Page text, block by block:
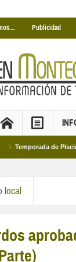
Publicidad
de Piscinas
local